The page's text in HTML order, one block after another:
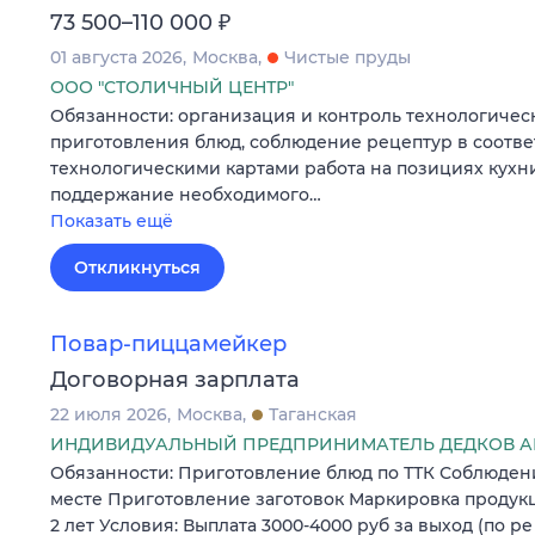
73 500–110 000 ₽
01 августа 2026 Москва
Чистые пруды
ООО "СТОЛИЧНЫЙ ЦЕНТР"
Обязанности: организация и контроль
приготовления блюд, соблюдение рецептур в
технологическими картами работа на позициях
поддержание необходимого…
Показать ещё
Откликнуться
Повар-пиццамейкер
Договорная зарплата
22 июля 2026 Москва
Таганская
ИНДИВИДУАЛЬНЫЙ ПРЕДПРИНИМАТЕЛЬ ДЕДКОВ
Обязанности: Приготовление блюд по ТТК
месте Приготовление заготовок Маркировка
2 лет Условия: Выплата 3000-4000 руб за выход (по